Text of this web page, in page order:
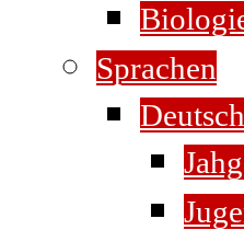
Sprachen
Deutsch